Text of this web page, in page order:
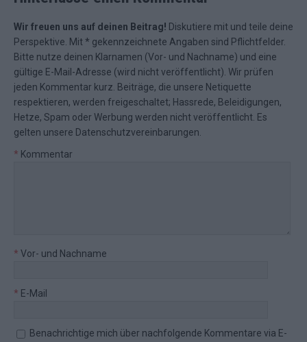
Wir freuen uns auf deinen Beitrag! Diskutiere mit und teile deine
Perspektive. Mit * gekennzeichnete Angaben sind Pflichtfelder.
Bitte nutze deinen Klarnamen (Vor- und Nachname) und eine
gültige E-Mail-Adresse (wird nicht veröffentlicht). Wir prüfen
jeden Kommentar kurz. Beiträge, die unsere Netiquette
respektieren, werden freigeschaltet; Hassrede, Beleidigungen,
Hetze, Spam oder Werbung werden nicht veröffentlicht. Es
gelten unsere Datenschutzvereinbarungen
* Kommentar
* Vor- und Nachname
* E-Mail
Benachrichtige mich über nachfolgende Kommentare via E-